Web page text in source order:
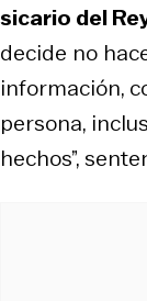
sicario del
decide no
información,
persona,
hechos”,